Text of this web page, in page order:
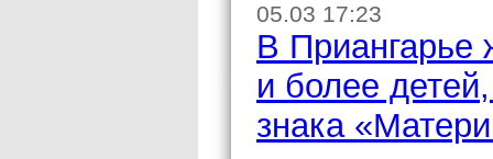
05.03 17:23
В
и более
знака